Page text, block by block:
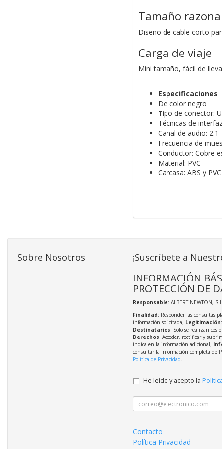
Tamaño
Diseño de cable corto
Carga de viaje
Mini tamaño, fácil de
Especificaciones
De color negro
Tipo de conector:
Técnicas de
Canal de audio: 2.1
Frecuencia de
Conductor: Cobre
Material: PVC
Carcasa: ABS y PVC
Sobre Nosotros ¡Suscríbete a
INFORMACIÓN
PROTECCIÓN DE
Responsable: ALBERT NEWTON,
Finalidad: Responder las consultas
información solicitada; Legitimación
Destinatarios: Solo se realizan
Derechos: Acceder, rectificar y
indica en la información adicional;
consultar la información completa de
Política de Privacidad.
He leído y acepto la
Contacto
Política Privacidad